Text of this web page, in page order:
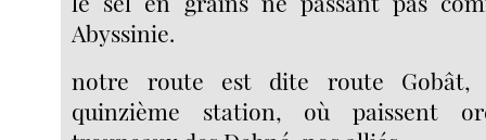
Abyssinie.
notre route est dite route
quinzième station, où paissent